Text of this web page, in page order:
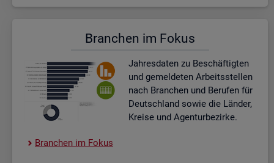
Bran­chen im Fokus
Jah­res­da­ten zu Be­schäf­tig­ten
und ge­mel­de­ten Ar­beits­stel­len
nach Bran­chen und Be­ru­fen für
Deutsch­land sowie die Län­der,
Krei­se und Agen­tur­be­zir­ke.
Bran­chen im Fokus